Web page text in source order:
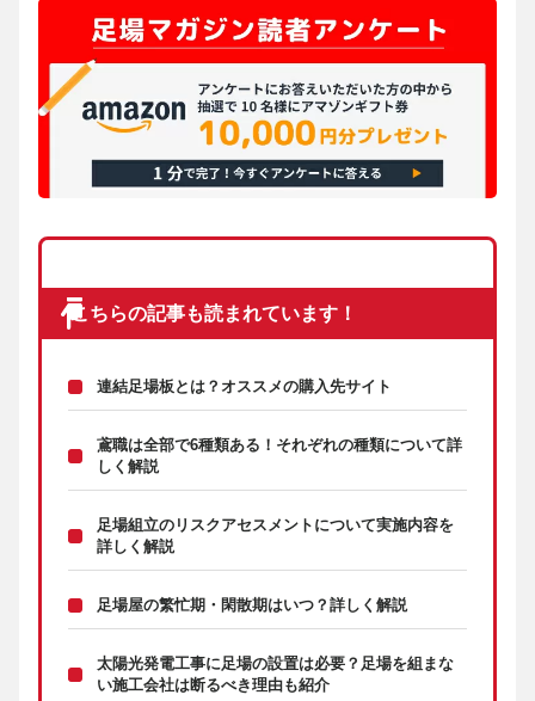
こちらの記事も読まれています！
連結足場板とは？オススメの購入先サイト
鳶職は全部で6種類ある！それぞれの種類について詳
しく解説
足場組立のリスクアセスメントについて実施内容を
詳しく解説
足場屋の繁忙期・閑散期はいつ？詳しく解説
太陽光発電工事に足場の設置は必要？足場を組まな
い施工会社は断るべき理由も紹介